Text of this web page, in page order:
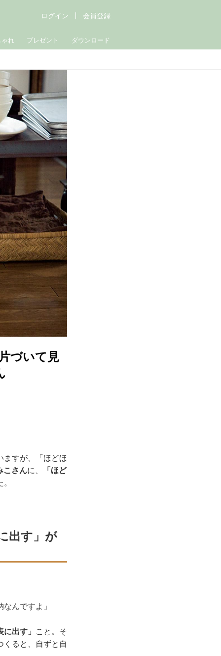
ゃれ プレゼント ダウンロード
ログイン 会員登録
づいて見
ますが、「ほどほ
こさんに、
「ほど
出す」が
んですよ」
出す」
こと。そ
くると、自ずと自